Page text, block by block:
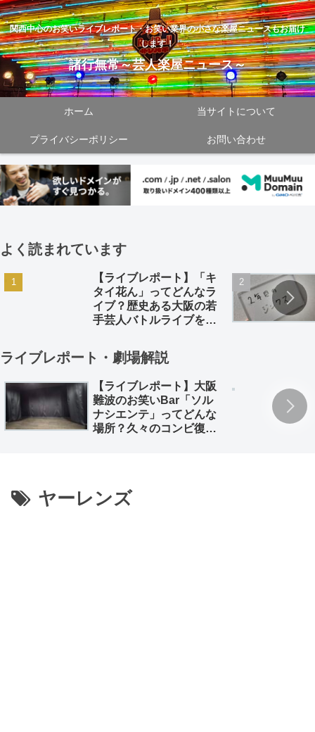
関西中心のお笑いライブレポート・お笑い業界の小さな楽屋ニュースもお届け
します！
諸行無常～芸人楽屋ニュース～
ホーム 当サイトについて
プライバシーポリシー お問い合わせ
よく読まれています
【ライブレポート】「キ
タイ花ん」ってどんなラ
イブ？歴史ある大阪の若
手芸人バトルライブを徹
ライブレポート・劇場解説
【ライブレポート】大阪
難波のお笑いBar「ソル
ナシエンテ」ってどんな
場所？久々のコンビ復活
ヤーレンズ